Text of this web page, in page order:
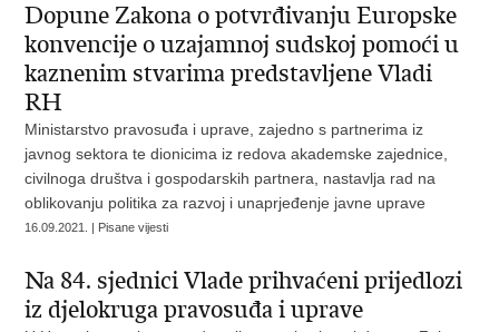
Dopune Zakona o potvrđivanju Europske
konvencije o uzajamnoj sudskoj pomoći u
kaznenim stvarima predstavljene Vladi
RH
Ministarstvo pravosuđa i uprave, zajedno s partnerima iz
javnog sektora te dionicima iz redova akademske zajednice,
civilnoga društva i gospodarskih partnera, nastavlja rad na
oblikovanju politika za razvoj i unaprjeđenje javne uprave
16.09.2021. | Pisane vijesti
Na 84. sjednici Vlade prihvaćeni prijedlozi
iz djelokruga pravosuđa i uprave